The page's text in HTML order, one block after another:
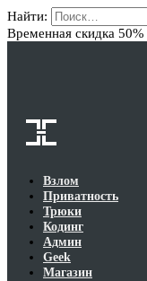
Найти:
Временная скидка 50%
Взлом
Приватность
Трюки
Кодинг
Админ
Geek
Магазин